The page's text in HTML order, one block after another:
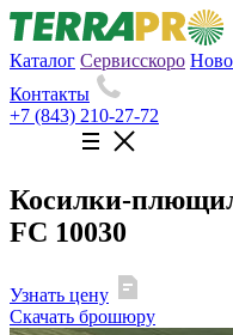
Каталог Сервисскоро
Контакты
+7 (843) 210-27-72
Косилки-
FC 10030
Узнать цену
Скачать брошюру